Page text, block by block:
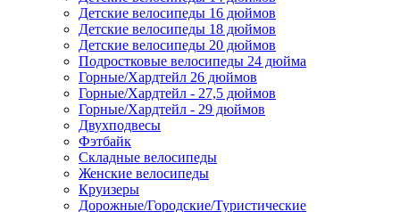
Детские велосипеды 16 дюймов
Детские велосипеды 18 дюймов
Детские велосипеды 20 дюймов
Подростковые велосипеды 24 дюйма
Горные/Хардтейл 26 дюймов
Горные/Хардтейл - 27,5 дюймов
Горные/Хардтейл - 29 дюймов
Двухподвесы
Фэтбайк
Складные велосипеды
Женские велосипеды
Круизеры
Дорожные/Городские/Туристические